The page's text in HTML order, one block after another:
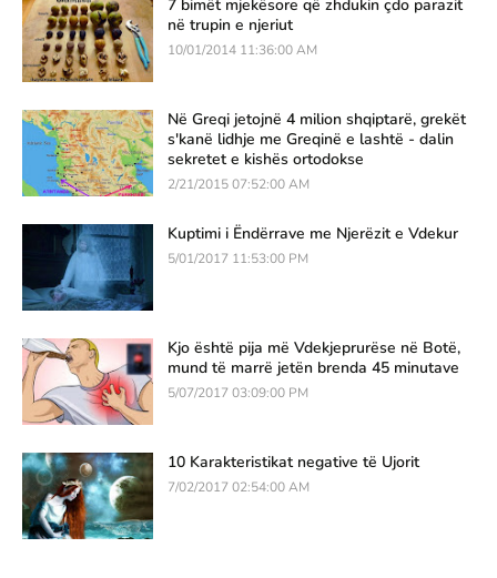
7 bimët mjekësore që zhdukin çdo parazit
në trupin e njeriut
10/01/2014 11:36:00 AM
Në Greqi jetojnë 4 milion shqiptarë, grekët
s'kanë lidhje me Greqinë e lashtë - dalin
sekretet e kishës ortodokse
2/21/2015 07:52:00 AM
Kuptimi i Ëndërrave me Njerëzit e Vdekur
5/01/2017 11:53:00 PM
Kjo është pija më Vdekjeprurëse në Botë,
mund të marrë jetën brenda 45 minutave
5/07/2017 03:09:00 PM
10 Karakteristikat negative të Ujorit
7/02/2017 02:54:00 AM